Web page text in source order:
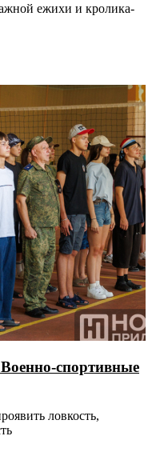
ежихи и кролика-
спортивные
ловкость,